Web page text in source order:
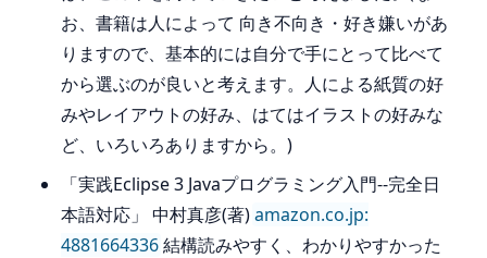
お、書籍は人によって 向き不向き・好き嫌いがあ
りますので、基本的には自分で手にとって比べて
から選ぶのが良いと考えます。人による紙質の好
みやレイアウトの好み、はてはイラストの好みな
ど、いろいろありますから。)
「実践Eclipse 3 Javaプログラミング入門--完全日
本語対応」 中村真彦(著)amazon.co.jp:
4881664336結構読みやすく、わかりやすかった